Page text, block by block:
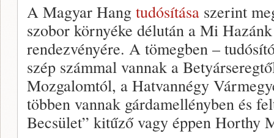
A Magyar Hang tudósítása szerint
szobor környéke délután a Mi
rendezvényére. A tömegben –
szép számmal vannak a
Mozgalomtól, a Hatvannégy
többen vannak gárdamellényben és
Becsület” kitűző vagy éppen Horthy